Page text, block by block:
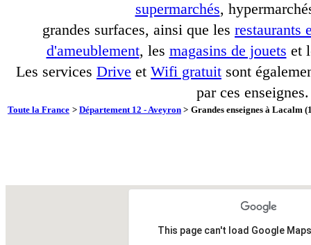
supermarchés,
grandes surfaces, ainsi que les restaurants
d'ameublement, les magasins de jouets et
Les services Drive et Wifi gratuit sont
par ces enseignes.
Toute la France > Département 12 - Aveyron > Grandes enseignes à Lacalm
This page can't load Google